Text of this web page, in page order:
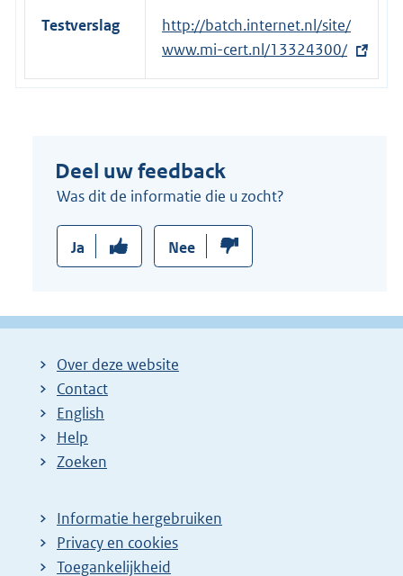
Testverslag
E
x
t
e
l
n
k
http://batch.internet.nl/site/
www.mi-cert.nl/13324300/
Deel uw feedback
Was dit de informatie die u zocht?
Ja Nee
Over deze website
Contact
English
Help
Zoeken
Informatie hergebruiken
Privacy en cookies
Toegankelijkheid